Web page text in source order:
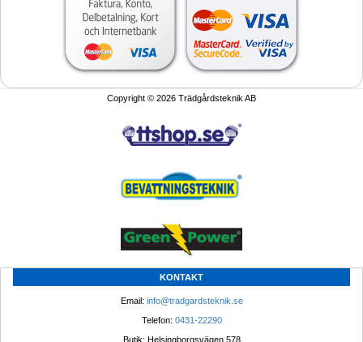
Copyright © 2026 Trädgårdsteknik AB
KONTAKT
Email: info@tradgardsteknik.se
Telefon: 0431-22290
Butik: Helsingborgsvägen 578